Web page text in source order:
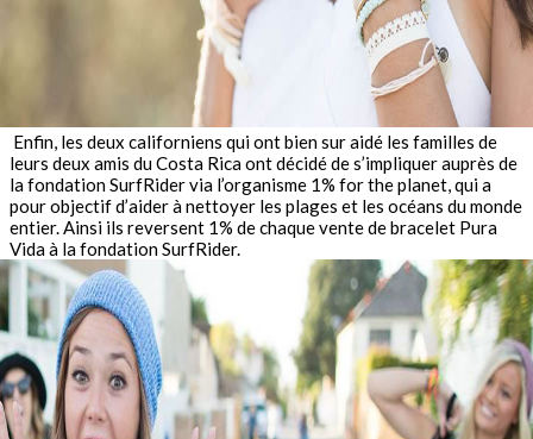
Enfin, les deux californiens qui ont bien sur aidé les familles de
leurs deux amis du Costa Rica ont décidé de s’impliquer auprès de
la fondation SurfRider via l’organisme 1% for the planet, qui a
pour objectif d’aider à nettoyer les plages et les océans du monde
entier. Ainsi ils reversent 1% de chaque vente de bracelet Pura
Vida à la fondation SurfRider.